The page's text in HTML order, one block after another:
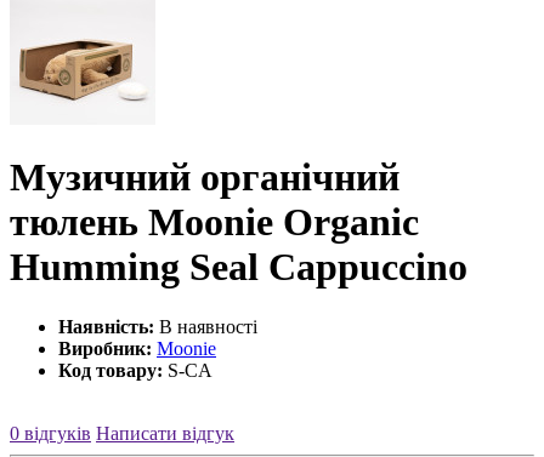
Музичний органічний
тюлень Moonie Organic
Humming Seal Cappuccino
Наявність: В наявності
Виробник: Moonie
Код товару: S-CA
0 відгуків Написати відгук